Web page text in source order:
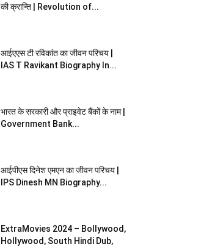
की क्रान्ति | Revolution of...
आईएएस टी रविकांत का जीवन परिचय |
IAS T Ravikant Biography In...
भारत के सरकारी और प्राइवेट बैंकों के नाम |
Government Bank...
आईपीएस दिनेश एमएन का जीवन परिचय |
IPS Dinesh MN Biography...
ExtraMovies 2024 – Bollywood,
Hollywood, South Hindi Dub,